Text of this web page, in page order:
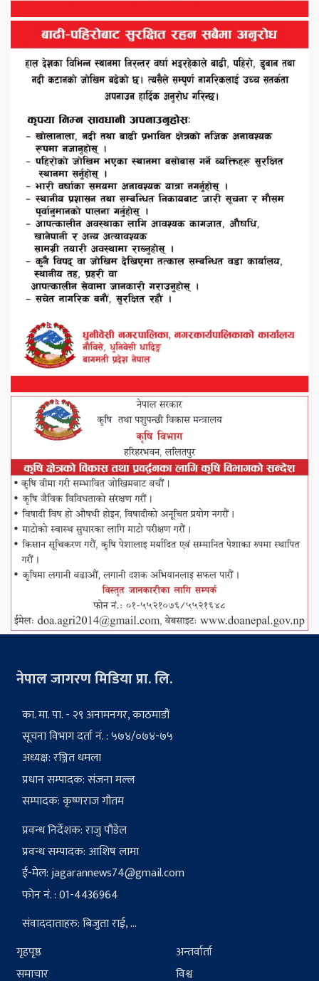
नेपाल जागरण मिडिया प्रा. लि.
का. मा. पा. - २९ अनामनगर, काठमाडौं
सूचना विभाग दर्ता नं. : ५७४/०७४-७५
अध्यक्ष: रञ्जित धमला
प्रधान सम्पादक: संजना मल्ल
सम्पादक: कृष्णराज गौतम
प्रवन्ध निर्देशक: राजु पौडेल
प्रवन्ध सम्पादक: आशिष लामा
ई-मेल:jagarannews74@gmail.com
फोन नं. : 01-4436964
संवाददाताहरु: बिजुता राई, ...
गृहपृष्ठ
समाचार
अन्तर्वार्ता
विश्व